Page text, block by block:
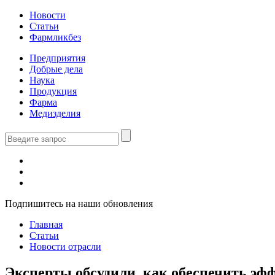
Новости
Статьи
Фармликбез
Предприятия
Добрые дела
Наука
Продукция
Фарма
Медизделия
Подпишитесь на наши обновления
Главная
Статьи
Новости отрасли